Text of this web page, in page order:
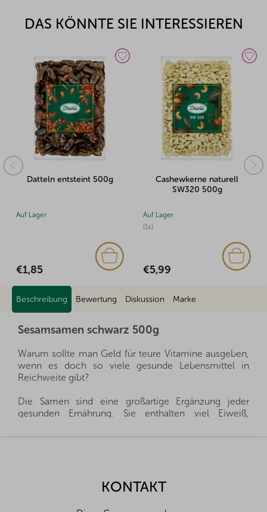
DAS KÖNNTE SIE INTERESSIEREN
Datteln entsteint 500g
Auf Lager
€1,85
Cashewkerne naturell
SW320 500g
(1x)
Auf Lager
€5,99
Beschreibung Bewertung Diskussion Marke
Sesamsamen schwarz 500g
Warum sollte man Geld für teure Vitamine ausgeben,
wenn es doch so viele gesunde Lebensmittel in
Reichweite gibt?
Die Samen sind eine großartige Ergänzung jeder
gesunden Ernährung. Sie enthalten viel Eiweiß,
Fettsäuren und sind außerdem eine reichhaltige
Herkunftsländern, und dank der guten Beziehungen
KONTAKT